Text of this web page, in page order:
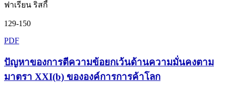
ฟาเรียน ริสกี้
129-150
PDF
ปัญหาของการตีความข้อยกเว้นด้านความมั่นคงตาม
มาตรา XXI(b) ขององค์การการค้าโลก